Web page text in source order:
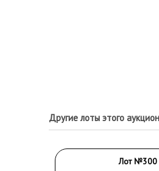
Другие лоты этого
Лот №300